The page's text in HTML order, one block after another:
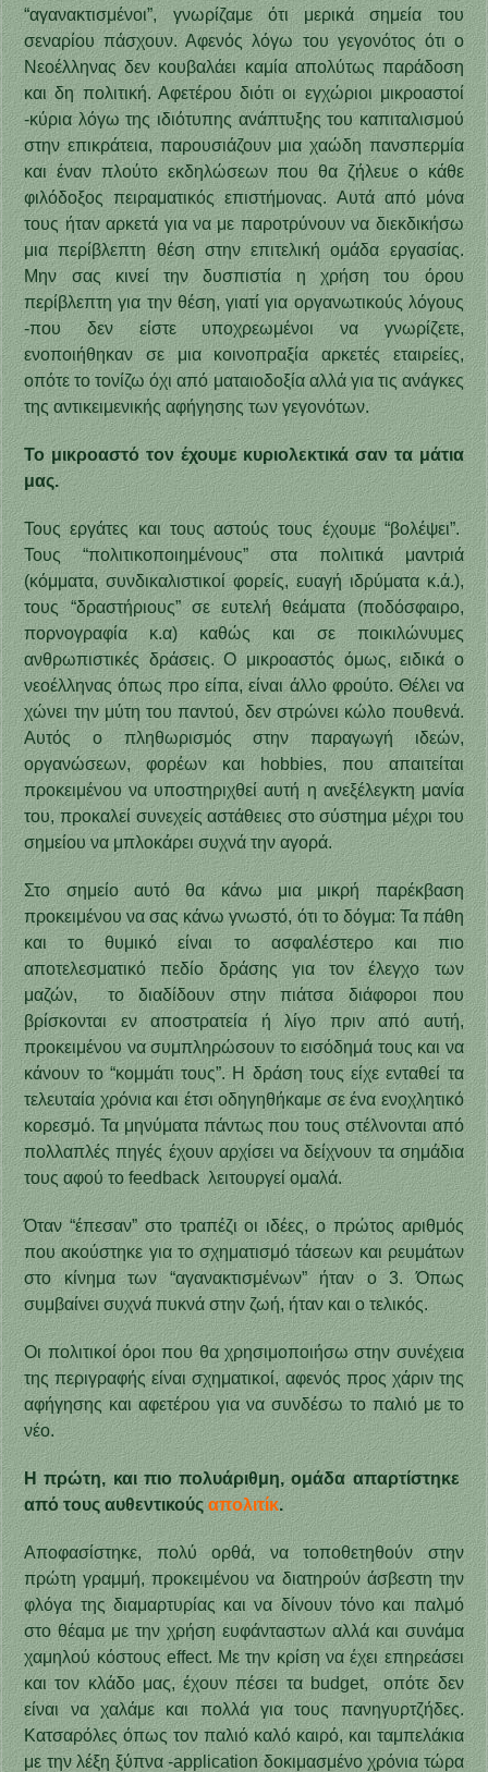
“αγανακτισμένοι”, γνωρίζαμε ότι μερικά σημεία του
σεναρίου πάσχουν. Αφενός λόγω του γεγονότος ότι ο
Νεοέλληνας δεν κουβαλάει καμία απολύτως παράδοση
και δη πολιτική. Αφετέρου διότι οι εγχώριοι μικροαστοί
-κύρια λόγω της ιδιότυπης ανάπτυξης του καπιταλισμού
στην επικράτεια, παρουσιάζουν μια χαώδη πανσπερμία
και έναν πλούτο εκδηλώσεων που θα ζήλευε ο κάθε
φιλόδοξος πειραματικός επιστήμονας. Αυτά από μόνα
τους ήταν αρκετά για να με παροτρύνουν να διεκδικήσω
μια περίβλεπτη θέση στην επιτελική ομάδα εργασίας.
Μην σας κινεί την δυσπιστία η χρήση του όρου
περίβλεπτη για την θέση, γιατί για οργανωτικούς λόγους
-που δεν είστε υποχρεωμένοι να γνωρίζετε,
ενοποιήθηκαν σε μια κοινοπραξία αρκετές εταιρείες,
οπότε το τονίζω όχι από ματαιοδοξία αλλά για τις ανάγκες
της αντικειμενικής αφήγησης των γεγονότων.
Το μικροαστό τον έχουμε κυριολεκτικά σαν τα μάτια
μας.
Τους εργάτες και τους αστούς τους έχουμε “βολέψει”.
Τους “πολιτικοποιημένους” στα πολιτικά μαντριά
(κόμματα, συνδικαλιστικοί φορείς, ευαγή ιδρύματα κ.ά.),
τους “δραστήριους” σε ευτελή θεάματα (ποδόσφαιρο,
πορνογραφία κ.α) καθώς και σε ποικιλώνυμες
ανθρωπιστικές δράσεις. Ο μικροαστός όμως, ειδικά ο
νεοέλληνας όπως προ είπα, είναι άλλο φρούτο. Θέλει να
χώνει την μύτη του παντού, δεν στρώνει κώλο πουθενά.
Αυτός ο πληθωρισμός στην παραγωγή ιδεών,
οργανώσεων, φορέων και hobbies, που απαιτείται
προκειμένου να υποστηριχθεί αυτή η ανεξέλεγκτη μανία
του, προκαλεί συνεχείς αστάθειες στο σύστημα μέχρι του
σημείου να μπλοκάρει συχνά την αγορά.
Στο σημείο αυτό θα κάνω μια μικρή παρέκβαση
προκειμένου να σας κάνω γνωστό, ότι το δόγμα: Τα πάθη
και το θυμικό είναι το ασφαλέστερο και πιο
αποτελεσματικό πεδίο δράσης για τον έλεγχο των
μαζών, το διαδίδουν στην πιάτσα διάφοροι που
βρίσκονται εν αποστρατεία ή λίγο πριν από αυτή,
προκειμένου να συμπληρώσουν το εισόδημά τους και να
κάνουν το “κομμάτι τους”. Η δράση τους είχε ενταθεί τα
τελευταία χρόνια και έτσι οδηγηθήκαμε σε ένα ενοχλητικό
κορεσμό. Τα μηνύματα πάντως που τους στέλνονται από
πολλαπλές πηγές έχουν αρχίσει να δείχνουν τα σημάδια
τους αφού το feedback λειτουργεί ομαλά.
Όταν “έπεσαν” στο τραπέζι οι ιδέες, ο πρώτος αριθμός
που ακούστηκε για το σχηματισμό τάσεων και ρευμάτων
στο κίνημα των “αγανακτισμένων” ήταν ο 3. Όπως
συμβαίνει συχνά πυκνά στην ζωή, ήταν και ο τελικός.
Οι πολιτικοί όροι που θα χρησιμοποιήσω στην συνέχεια
της περιγραφής είναι σχηματικοί, αφενός προς χάριν της
αφήγησης και αφετέρου για να συνδέσω το παλιό με το
νέο.
Η πρώτη, και πιο πολυάριθμη, ομάδα απαρτίστηκε
από τους αυθεντικούςαπολιτίκ.
Αποφασίστηκε, πολύ ορθά, να τοποθετηθούν στην
πρώτη γραμμή, προκειμένου να διατηρούν άσβεστη την
φλόγα της διαμαρτυρίας και να δίνουν τόνο και παλμό
στο θέαμα με την χρήση ευφάνταστων αλλά και συνάμα
χαμηλού κόστους effect. Με την κρίση να έχει επηρεάσει
και τον κλάδο μας, έχουν πέσει τα budget, οπότε δεν
είναι να χαλάμε και πολλά για τους πανηγυρτζήδες.
Κατσαρόλες όπως τον παλιό καλό καιρό, και ταμπελάκια
με την λέξη ξύπνα -application δοκιμασμένο χρόνια τώρα